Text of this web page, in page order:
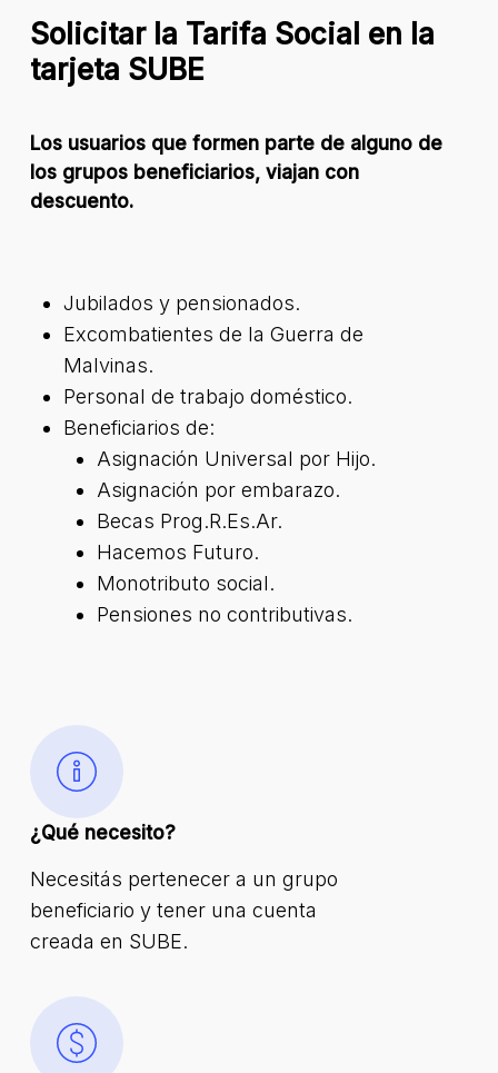
Solicitar la Tarifa Social en la
tarjeta SUBE
Los usuarios que formen parte de alguno de
los grupos beneficiarios, viajan con
descuento.
Jubilados y pensionados.
Excombatientes de la Guerra de
Malvinas.
Personal de trabajo doméstico.
Beneficiarios de:
Asignación Universal por Hijo.
Asignación por embarazo.
Becas Prog.R.Es.Ar.
Hacemos Futuro.
Monotributo social.
Pensiones no contributivas.
¿Qué necesito?
Necesitás pertenecer a un grupo
beneficiario y tener una cuenta
creada en SUBE.